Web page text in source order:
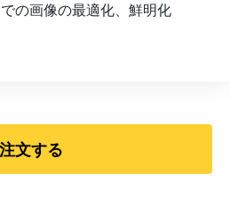
の画像の最適化、鮮明化
注文する